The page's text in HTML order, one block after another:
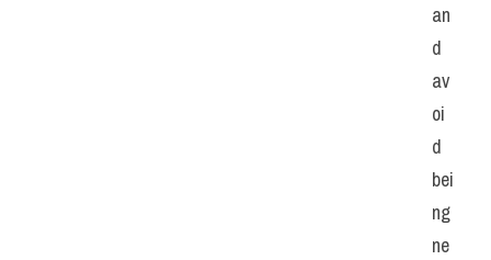
an
d
av
oi
d
bei
ng
ne